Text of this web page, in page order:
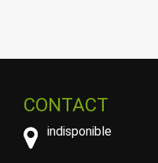
CONTACT
indisponible